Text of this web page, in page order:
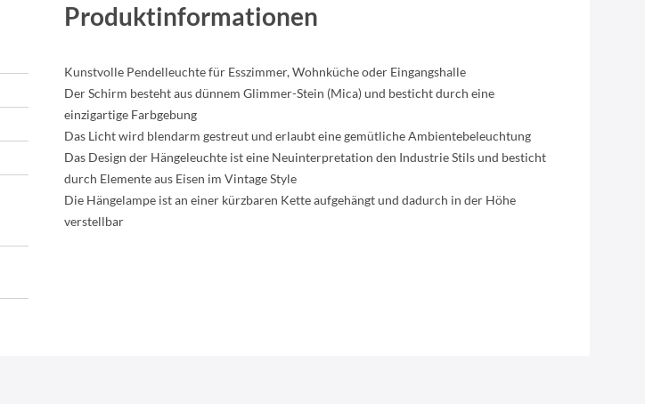
Produktinformationen
Kunstvolle Pendelleuchte für Esszimmer, Wohnküche oder Eingangshalle
Der Schirm besteht aus dünnem Glimmer-Stein (Mica) und besticht durch eine
einzigartige Farbgebung
Das Licht wird blendarm gestreut und erlaubt eine gemütliche Ambientebeleuchtung
Das Design der Hängeleuchte ist eine Neuinterpretation den Industrie Stils und besticht
durch Elemente aus Eisen im Vintage Style
Die Hängelampe ist an einer kürzbaren Kette aufgehängt und dadurch in der Höhe
verstellbar